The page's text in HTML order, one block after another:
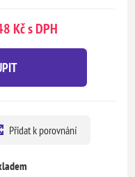
Kč s DPH
Přidat k porovnání